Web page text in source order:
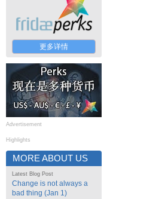
更多详情
Advertisement
Highlights
MORE ABOUT US
Latest Blog Post
Change is not always a
bad thing (Jan 1)